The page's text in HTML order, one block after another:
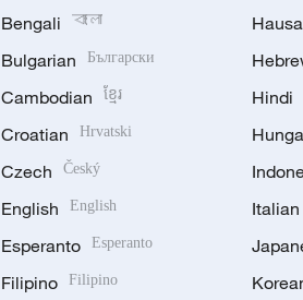
Bengali বাংলা
Bulgarian Български
Cambodian ខ្មែរ
Croatian Hrvatski
Czech Český
English English
Esperanto Esperanto
Filipino Filipino
Hausa
Hindi
Italian